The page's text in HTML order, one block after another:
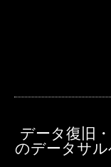
データ復旧
のデータサ